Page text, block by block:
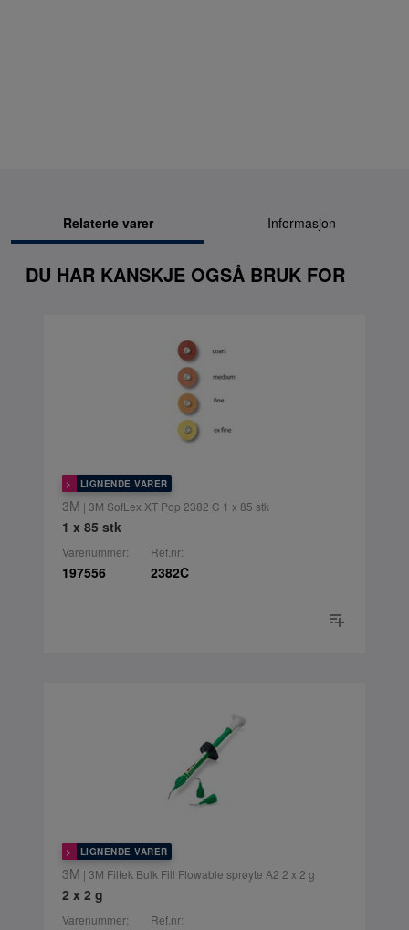
Relaterte varer Informasjon
DU HAR KANSKJE OGSÅ BRUK FOR
LIGNENDE VARER
3M | 3M SofLex XT Pop 2382 C 1 x 85 stk
1 x 85 stk
Varenummer:
197556
Ref.nr:
2382C
LIGNENDE VARER
3M | 3M Filtek Bulk Fill Flowable sprøyte A2 2 x 2 g
2 x 2 g
Varenummer: Ref.nr: